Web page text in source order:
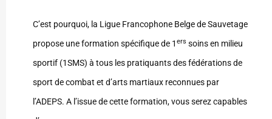
C’est pourquoi, la Ligue Francophone Belge de Sauvetage
propose une formation spécifique de 1 ers soins en milieu
sportif (1SMS) à tous les pratiquants des fédérations de
sport de combat et d’arts martiaux reconnues par
l’ADEPS. A l’issue de cette formation, vous serez capables